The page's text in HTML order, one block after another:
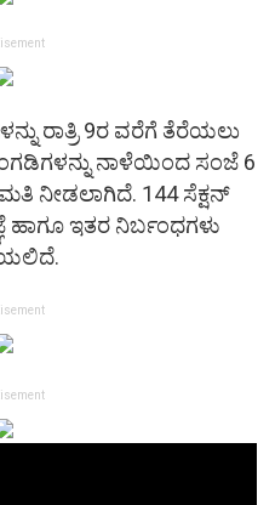
ರಾತ್ರಿ 9ರ ವರೆಗೆ ತೆರೆಯಲು
ನಾಳೆಯಿಂದ ಸಂಜೆ 6
ನೀಡಲಾಗಿದೆ. 144 ಸೆಕ್ಷನ್
ಇತರ ನಿರ್ಬಂಧಗಳು